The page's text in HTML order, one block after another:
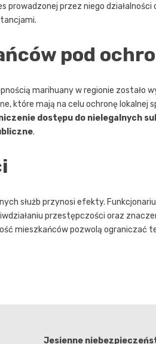
przez niego działalności
pod
marihuany w regionie zostało
które mają na celu ochronę lokalnej
dostępu do nielegalnych
.
służb przynosi efekty.
przestępczości oraz
mieszkańców pozwolą ograniczać
Jesienne